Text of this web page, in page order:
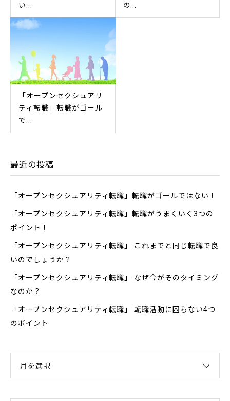
い...
の...
「オープンセクシュアリ
ティ転職」転職がゴール
で...
最近の投稿
「オープンセクシュアリティ転職」転職がゴールではない！
「オープンセクシュアリティ転職」転職がうまくいく3つの
ポイント！
「オープンセクシュアリティ転職」 これまでと同じ転職で良
いのでしょうか？
「オープンセクシュアリティ転職」 なぜ今がそのタイミング
なのか？
「オープンセクシュアリティ転職」 転職活動に困らない4つ
のポイント
月を選択